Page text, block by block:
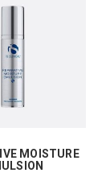
MOISTURE